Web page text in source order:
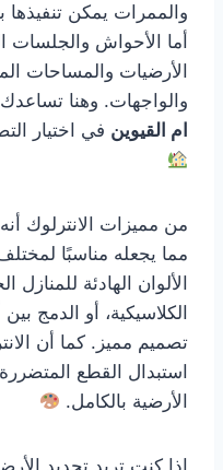
والممرات يمكن تنفيذها
أما الأحواش والجلسات
الأرضيات والمساحات
والواجهات. وهنا تساعدك
ام القيوين في اختيار
من مميزات الانترلوك
مما يجعله مناسبًا
الألوان الهادئة للمنازل
الكلاسيكية، أو الدمج
تصميم مميز. كما أن
استبدال القطع
الأرضية بالكامل.